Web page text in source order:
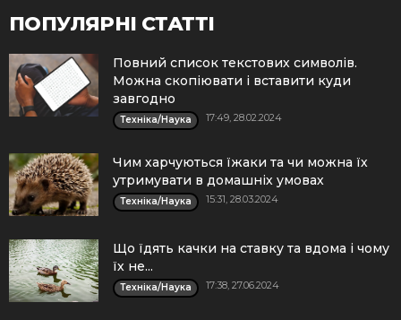
ПОПУЛЯРНІ СТАТТІ
Повний список текстових символів.
Можна скопіювати і вставити куди
завгодно
Техніка/Наука 17:49, 28.02.2024
Чим харчуються їжаки та чи можна їх
утримувати в домашніх умовах
Техніка/Наука 15:31, 28.03.2024
Що їдять качки на ставку та вдома і чому
їх не...
Техніка/Наука 17:38, 27.06.2024